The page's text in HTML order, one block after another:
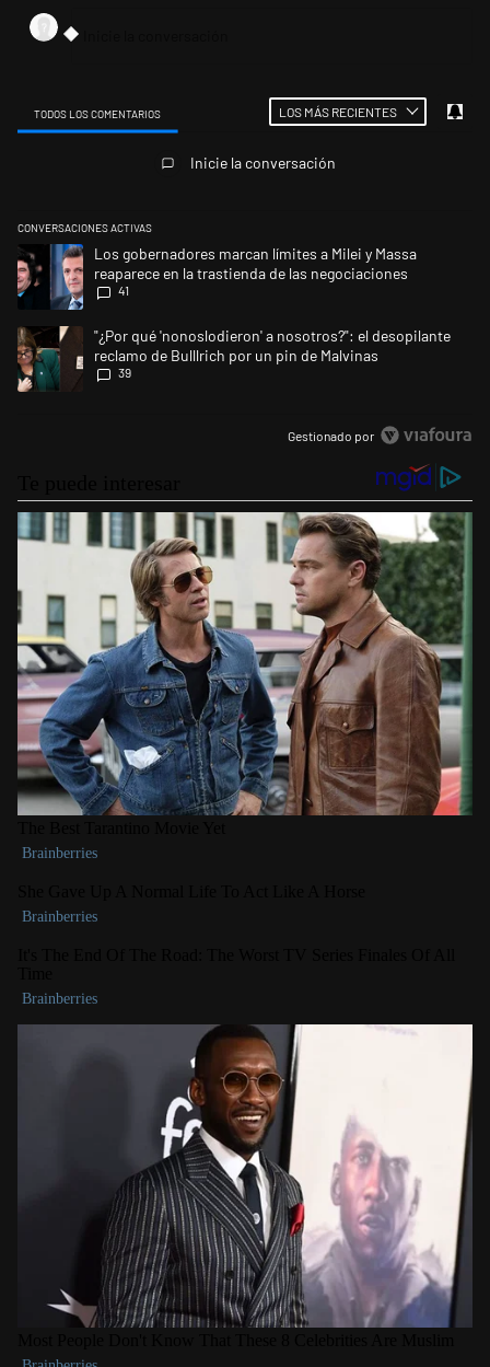
TODOS LOS COMENTARIOS LOS MÁS RECIENTES
Inicie la conversación
CONVERSACIONES ACTIVAS
Este listado muestra los artículos con más comentarios en los últimos
Un artículo de tendencia con el título "Los gobernadores marcan
Los gobernadores marcan límites a Milei y Massa
reaparece en la trastienda de las negociaciones
41
Un artículo de tendencia con el título ""¿Por qué 'nonoslodieron' a
"¿Por qué 'nonoslodieron' a nosotros?": el desopilante
reclamo de Bulllrich por un pin de Malvinas
39
Gestionado por